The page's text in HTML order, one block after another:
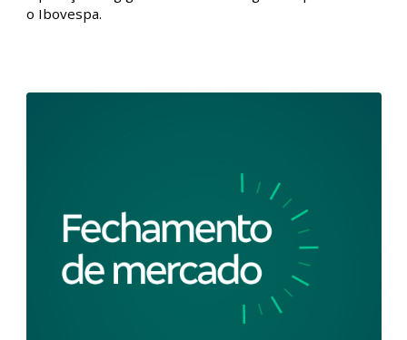
Fechamento de Mercado - Com China no
radar, Ibovespa descola do exterior e
recua
Fique por dentro de tudo que aconteceu no mercado
de ações com o Fechamento de Mercado. Nesta
edição, em dia de agenda esvaziada, os índices de